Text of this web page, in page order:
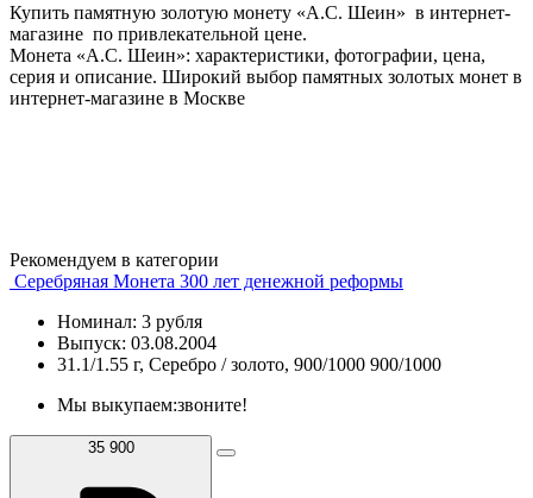
Купить памятную золотую монету «А.С. Шеин» в интернет-
магазине по привлекательной цене.
Монета «А.С. Шеин»: характеристики, фотографии, цена,
серия и описание. Широкий выбор памятных золотых монет в
интернет-магазине в Москве
Рекомендуем в категории
Серебряная Монета 300 лет денежной реформы
Номинал: 3 рубля
Выпуск: 03.08.2004
31.1/1.55 г, Серебро / золото, 900/1000 900/1000
Мы выкупаем:звоните!
35 900